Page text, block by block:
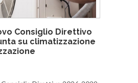
Consiglio Direttivo
su climatizzazione